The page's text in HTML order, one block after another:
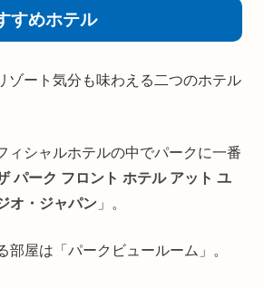
すめホテル
ゾート気分も味わえる二つのホテル
ィシャルホテルの中でパークに一番
パーク フロント ホテル アット ユ
オ・ジャパン 」。
部屋は「パークビュールーム」。